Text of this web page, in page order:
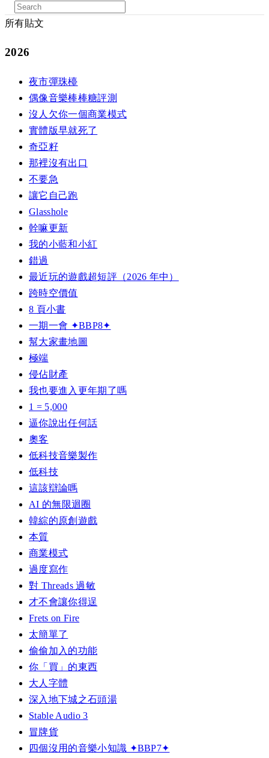
所有貼文
2026
夜市彈珠檯
偶像音樂棒棒糖評測
沒人欠你一個商業模式
實體版早就死了
奇亞籽
那裡沒有出口
不要急
讓它自己跑
Glasshole
幹嘛更新
我的小藍和小紅
錯過
最近玩的遊戲超短評（2026 年中）
跨時空價值
8 頁小書
一期一會 ✦BBP8✦
幫大家畫地圖
極端
侵佔財產
我也要進入更年期了嗎
1 = 5,000
逼你說出任何話
奧客
低科技音樂製作
低科技
這該辯論嗎
AI 的無限迴圈
韓綜的原創遊戲
本質
商業模式
過度寫作
對 Threads 過敏
才不會讓你得逞
Frets on Fire
太簡單了
偷偷加入的功能
你「買」的東西
大人字體
深入地下城之石頭湯
Stable Audio 3
冒牌貨
四個沒用的音樂小知識 ✦BBP7✦